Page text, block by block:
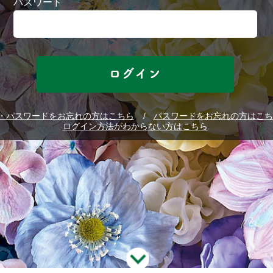
パスワード
パスワードをお忘れの方はこちら
パスワードをお忘れの方はこ
ログイン方法がわからない方はこちら